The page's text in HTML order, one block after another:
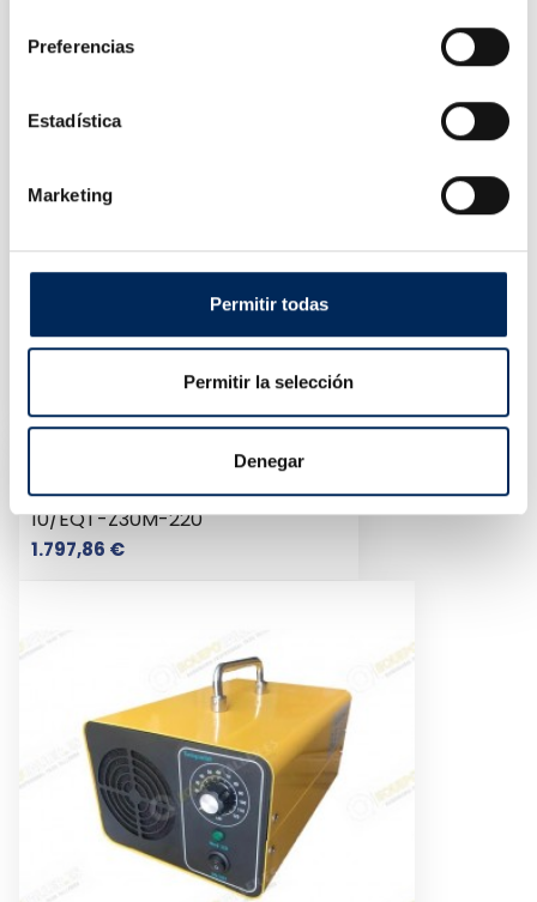
Preferencias
Estadística
Marketing
Permitir todas
Permitir la selección
Denegar
Elevador De Parking
Elevador De Tijera Móvil 3.0T
10/EQT-Z30M-220
1.797,86 €Precio